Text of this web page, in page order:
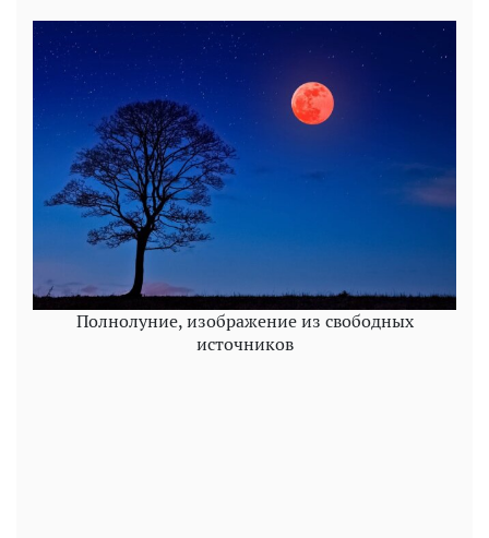
Полнолуние, изображение из свободных
источников